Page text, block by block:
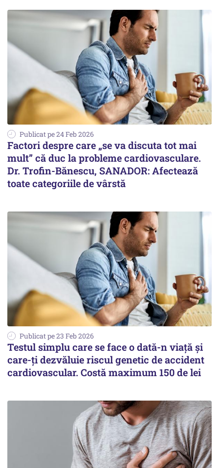
Publicat pe 24 Feb 2026
Factori despre care „se va discuta tot mai
mult” că duc la probleme cardiovasculare.
Dr. Trofin-Bănescu, SANADOR: Afectează
toate categoriile de vârstă
Publicat pe 23 Feb 2026
Testul simplu care se face o dată-n viață și
care-ți dezvăluie riscul genetic de accident
cardiovascular. Costă maximum 150 de lei